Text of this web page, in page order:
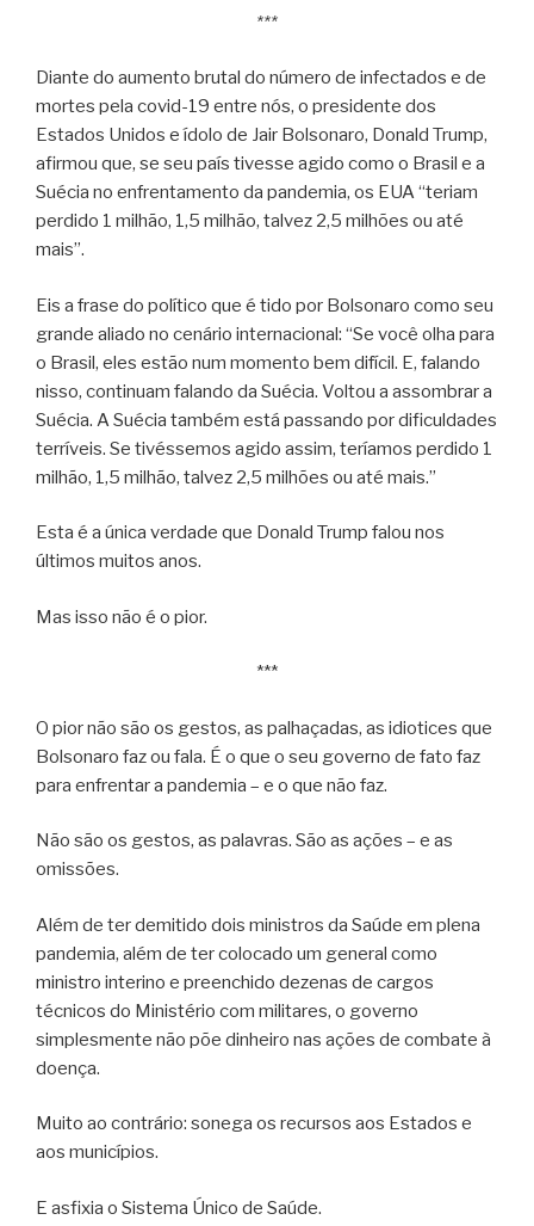
***
Diante do aumento brutal do número de infectados e de
mortes pela covid-19 entre nós, o presidente dos
Estados Unidos e ídolo de Jair Bolsonaro, Donald Trump,
afirmou que, se seu país tivesse agido como o Brasil e a
Suécia no enfrentamento da pandemia, os EUA “teriam
perdido 1 milhão, 1,5 milhão, talvez 2,5 milhões ou até
mais”.
Eis a frase do político que é tido por Bolsonaro como seu
grande aliado no cenário internacional: “Se você olha para
o Brasil, eles estão num momento bem difícil. E, falando
nisso, continuam falando da Suécia. Voltou a assombrar a
Suécia. A Suécia também está passando por dificuldades
terríveis. Se tivéssemos agido assim, teríamos perdido 1
milhão, 1,5 milhão, talvez 2,5 milhões ou até mais.”
Esta é a única verdade que Donald Trump falou nos
últimos muitos anos.
Mas isso não é o pior.
***
O pior não são os gestos, as palhaçadas, as idiotices que
Bolsonaro faz ou fala. É o que o seu governo de fato faz
para enfrentar a pandemia – e o que não faz.
Não são os gestos, as palavras. São as ações – e as
omissões.
Além de ter demitido dois ministros da Saúde em plena
pandemia, além de ter colocado um general como
ministro interino e preenchido dezenas de cargos
técnicos do Ministério com militares, o governo
simplesmente não põe dinheiro nas ações de combate à
doença.
Muito ao contrário: sonega os recursos aos Estados e
aos municípios.
E asfixia o Sistema Único de Saúde.